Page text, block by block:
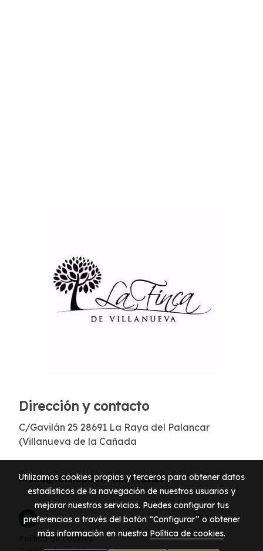
Dirección y contacto
C/Gavilán 25 28691 La Raya del Palancar
(Villanueva de la Cañada
✉info@lafincadevillanueva.net
Política de cookies
Utilizamos cookies propias y terceros para obtener datos
estadísticos de la navegación de nuestros usuarios y
mejorar nuestros servicios. Puedes configurar tus
preferencias a través del botón “Configurar” o obtener
más información en nuestra Política de cookies.